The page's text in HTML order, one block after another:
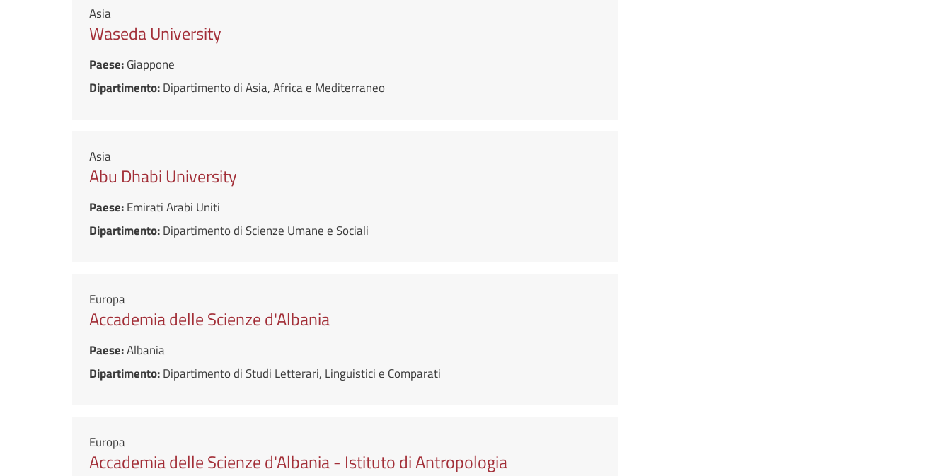
Asia
Waseda University
Paese:Giappone
Dipartimento:Dipartimento di Asia, Africa e Mediterraneo
Asia
Abu Dhabi University
Paese:Emirati Arabi Uniti
Dipartimento:Dipartimento di Scienze Umane e Sociali
Europa
Accademia delle Scienze d'Albania
Paese:Albania
Dipartimento:Dipartimento di Studi Letterari, Linguistici e Comparati
Europa
Accademia delle Scienze d'Albania - Istituto di Antropologia